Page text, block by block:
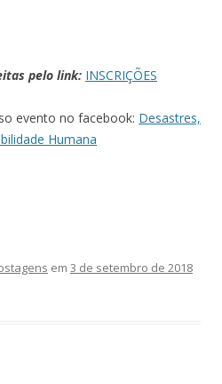
pelo link: INSCRIÇÕES
evento no facebook: Desastres,
Humana
em 3 de setembro de 2018